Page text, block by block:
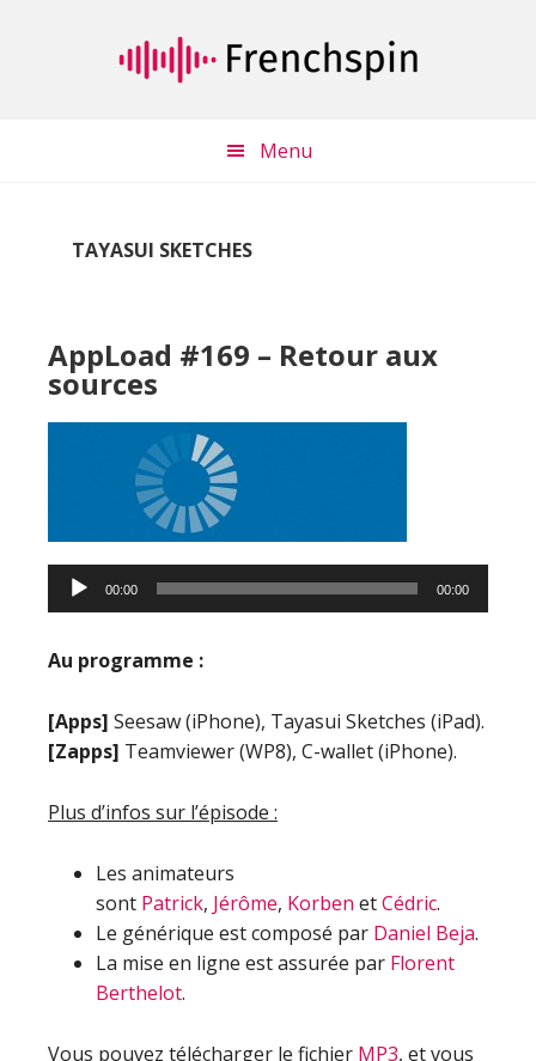
Menu
TAYASUI SKETCHES
AppLoad #169 – Retour aux
sources
00:00 00:00
Au programme :
[Apps] Seesaw (iPhone), Tayasui Sketches (iPad).
[Zapps] Teamviewer (WP8), C-wallet (iPhone).
Plus d’infos sur l’épisode :
Les animateurs
sont Patrick, Jérôme, Korben etCédric.
Le générique est composé par Daniel Beja.
La mise en ligne est assurée par Florent
Berthelot.
Vous pouvez télécharger le fichier MP3, et vous